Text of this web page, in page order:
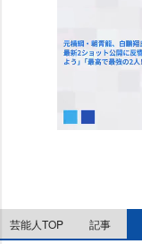
芸能人TOP 記事